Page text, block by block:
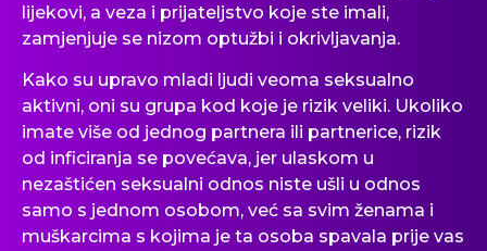
lijekovi, a veza i prijateljstvo koje ste imali,
zamjenjuje se nizom optužbi i okrivljavanja.
Kako su upravo mladi ljudi veoma seksualno
aktivni, oni su grupa kod koje je rizik veliki. Ukoliko
imate više od jednog partnera ili partnerice, rizik
od inficiranja se povećava, jer ulaskom u
nezaštićen seksualni odnos niste ušli u odnos
samo s jednom osobom, već sa svim ženama i
muškarcima s kojima je ta osoba spavala prije vas